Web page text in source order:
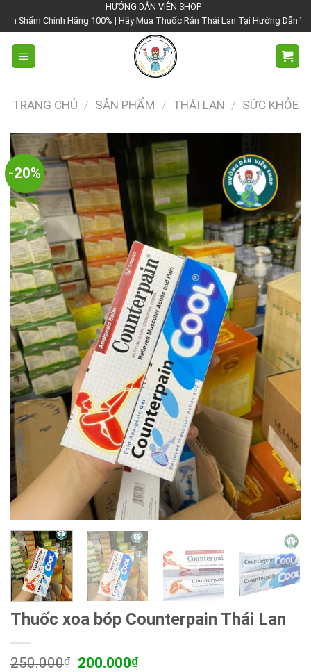
đến
nội
dung
HƯỚNG DẪN VIÊN SHOP
Hãng 100% | Hãy Mua Thuốc Rắn Thái Lan Tại Hướng Dẫn Viên Shop | Với
TRANG CHỦ / SẢN PHẨM / THÁI LAN / SỨC KHỎE
-20%
Thuốc xoa bóp Counterpain Thái Lan
250.000₫
Giá
200.000₫Giá